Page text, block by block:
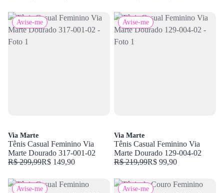
Avise-me
Via Marte
Tênis Casual Feminino Via
Marte Dourado 317-001-02
R$ 299,99R$ 149,90
Avise-me
Via Marte
Tênis Casual Feminino Via
Marte Dourado 129-004-02
R$ 219,99R$ 99,90
Avise-me Avise-me